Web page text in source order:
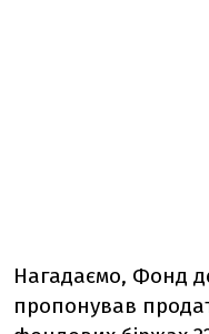
Нагадаємо, Фонд
пропонував